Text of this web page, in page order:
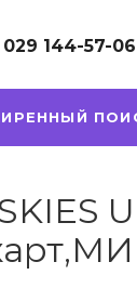
029 144-57-06